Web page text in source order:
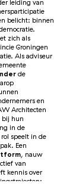
leiding van
belicht: binnen
zich als
Groningen
Als adviseur
de
en
Architecten
bij hun
in de
speelt in de
Een
, nauw
van
kennis over